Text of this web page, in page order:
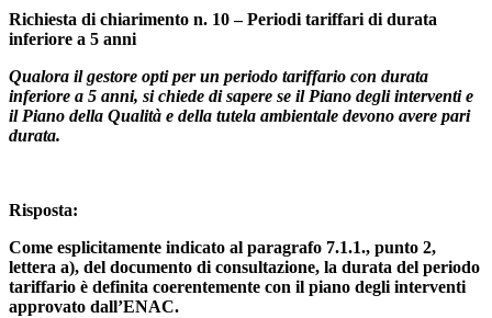
Richiesta di chiarimento n. 10 – Periodi tariffari di durata
inferiore a 5 anni
Qualora il gestore opti per un periodo tariffario con durata
inferiore a 5 anni, si chiede di sapere se il Piano degli interventi e
il Piano della Qualità e della tutela ambientale devono avere pari
durata.
Risposta:
Come esplicitamente indicato al paragrafo 7.1.1., punto 2,
lettera a), del documento di consultazione, la durata del periodo
tariffario è definita coerentemente con il piano degli interventi
approvato dall’ENAC.